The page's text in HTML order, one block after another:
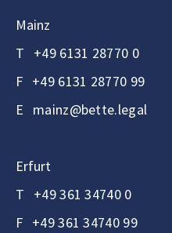
Mainz
T +49 6131 28770 0
F +49 6131 28770 99
E mainz@bette.legal
Erfurt
T +49 361 34740 0
F +49 361 34740 99